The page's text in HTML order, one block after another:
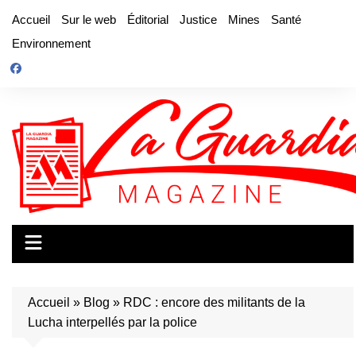
contenu
Accueil Sur le web Éditorial Justice Mines
Santé
Environnement
Accueil » Blog » RDC : encore des militants de la
Lucha interpellés par la police